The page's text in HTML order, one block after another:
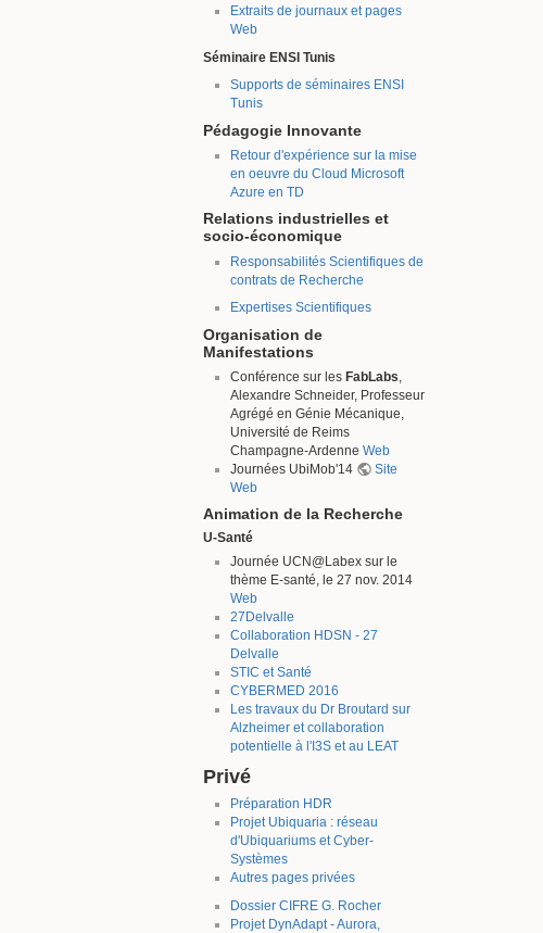
Extraits de journaux et pages
Web
Séminaire ENSI Tunis
Supports de séminaires ENSI
Tunis
Pédagogie Innovante
Retour d'expérience sur la mise
en oeuvre du Cloud Microsoft
Azure en TD
Relations industrielles et
socio-économique
Responsabilités Scientifiques de
contrats de Recherche
Expertises Scientifiques
Organisation de
Manifestations
Conférence sur les FabLabs
Alexandre Schneider, Professeur
Agrégé en Génie Mécanique,
Université de Reims
Champagne-Ardenne Web
Journées UbiMob'14
Site
Web
Animation de la Recherche
U-Santé
Journée UCN@Labex sur le
thème E-santé, le 27 nov. 2014
Web
27Delvalle
Collaboration HDSN - 27
Delvalle
STIC et Santé
CYBERMED 2016
Les travaux du Dr Broutard sur
Alzheimer et collaboration
potentielle à l'I3S et au LEAT
Privé
Préparation HDR
Projet Ubiquaria : réseau
d'Ubiquariums et Cyber-
Systèmes
Autres pages privées
Dossier CIFRE G. Rocher
Projet DynAdapt - Aurora,